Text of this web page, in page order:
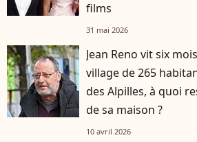
films
31 mai 2026
Jean Reno vit six
village de 265
des Alpilles, à quoi
de sa maison ?
10 avril 2026